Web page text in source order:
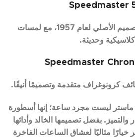
إصدار يعيد إحياء التصميم الأصلي لعام 1957، مع لمسات
كلاسيكية وحديثة.
كرونوغراف متقدمة وتصميمًا أنيقًا.
ليست مجرد ساعة؛ إنها أسطورة
والتميز. بفضل تصميمها الخالد وأدائها
خيارًا مثاليًا لعشاق الساعات الفاخرة